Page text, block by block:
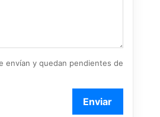
envían y quedan pendientes de
Enviar